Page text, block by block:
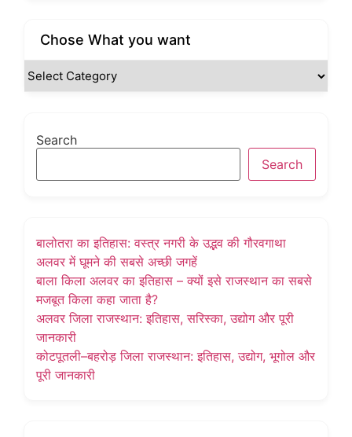
Chose What you want
Search
Search
बालोतरा का इतिहास: वस्त्र नगरी के उद्भव की गौरवगाथा
अलवर में घूमने की सबसे अच्छी जगहें
बाला किला अलवर का इतिहास – क्यों इसे राजस्थान का सबसे
मजबूत किला कहा जाता है?
अलवर जिला राजस्थान: इतिहास, सरिस्का, उद्योग और पूरी
जानकारी
कोटपूतली–बहरोड़ जिला राजस्थान: इतिहास, उद्योग, भूगोल और
पूरी जानकारी